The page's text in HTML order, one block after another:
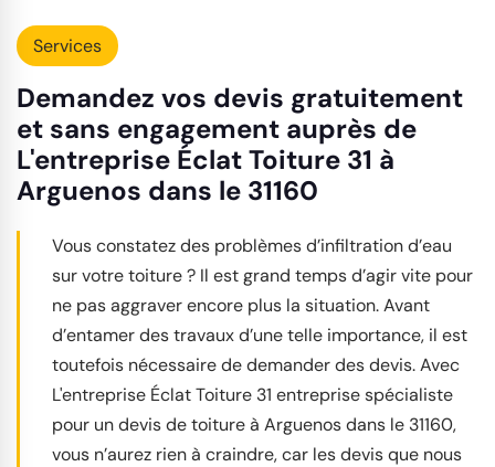
Services
Demandez vos devis gratuitement
et sans engagement auprès de
L'entreprise Éclat Toiture 31 à
Arguenos dans le 31160
Vous constatez des problèmes d’infiltration d’eau
sur votre toiture ? Il est grand temps d’agir vite pour
ne pas aggraver encore plus la situation. Avant
d’entamer des travaux d’une telle importance, il est
toutefois nécessaire de demander des devis. Avec
L'entreprise Éclat Toiture 31 entreprise spécialiste
pour un devis de toiture à Arguenos dans le 31160,
vous n’aurez rien à craindre, car les devis que nous